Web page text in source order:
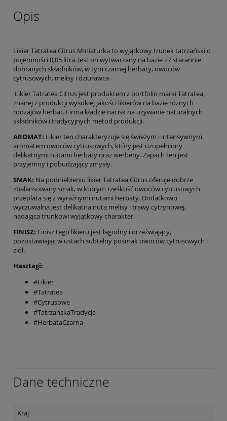
Opis
Likier Tatratea Citrus Miniaturka to wyjątkowy trunek tatrzański o
pojemności 0,05 litra. Jest on wytwarzany na bazie 27 starannie
dobranych składników, w tym czarnej herbaty, owoców
cytrusowych, melisy i dziurawca.
Likier Tatratea Citrus jest produktem z portfolio marki Tatratea,
znanej z produkcji wysokiej jakości likierów na bazie różnych
rodzajów herbat. Firma kładzie nacisk na używanie naturalnych
składników i tradycyjnych metod produkcji.
AROMAT: Likier ten charakteryzuje się świeżym i intensywnym
aromatem owoców cytrusowych, który jest uzupełniony
delikatnymi nutami herbaty oraz werbeny. Zapach ten jest
przyjemny i pobudzający zmysły.
SMAK: Na podniebieniu likier Tatratea Citrus oferuje dobrze
zbalansowany smak, w którym rześkość owoców cytrusowych
przeplata się z wyraźnymi nutami herbaty. Dodatkowo
wyczuwalna jest delikatna nuta melisy i trawy cytrynowej,
nadająca trunkowi wyjątkowy charakter.
FINISZ: Finisz tego likieru jest łagodny i orzeźwiający,
pozostawiając w ustach subtelny posmak owoców cytrusowych i
ziół.
Hasztagi:
#Likier
#Tatratea
#Cytrusowe
#TatrzańskaTradycja
#HerbataCzarna
Dane techniczne
Kraj